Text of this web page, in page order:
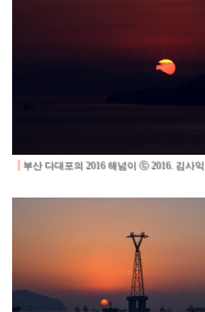
부산 다대포의 2016 해넘이 ⓒ 2016. 김사익